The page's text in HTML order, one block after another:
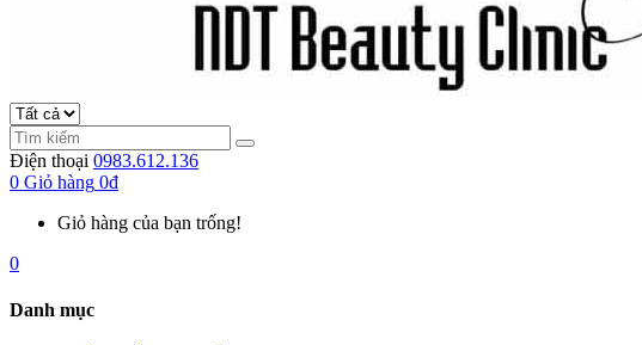
Điện thoại 0983.612.136
0 Giỏ hàng 0đ
Giỏ hàng của bạn trống!
0
Danh mục